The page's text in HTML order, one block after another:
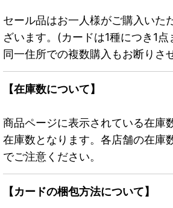
セール品はお一人様がご購入いた
ざいます。(カードは1種につき1点
同一住所での複数購入もお断りさ
【在庫数について】
商品ページに表示されている在庫
在庫数となります。各店舗の在庫
でご注意ください。
【カードの梱包方法について】